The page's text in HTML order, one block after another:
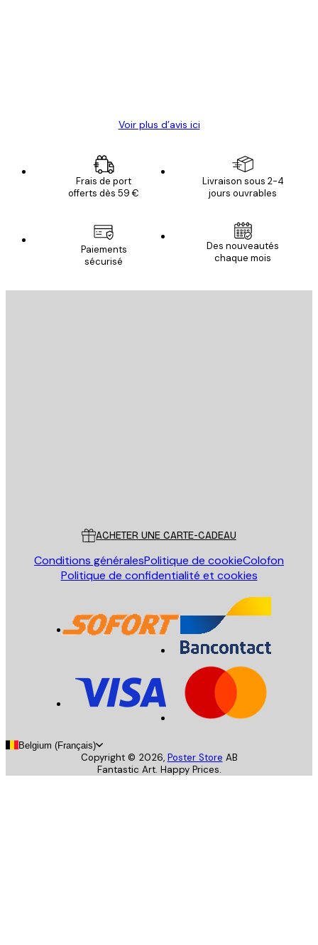
Voir plus d’avis ici
S'INSCRIRE
Frais de port
offerts dès 59 €
Livraison sous 2-4
jours ouvrables
Paiements
sécurisé
Des nouveautés
chaque mois
ACHETER UNE CARTE-CADEAU
Conditions généralesPolitique de cookieColofon
Politique de confidentialité et cookies
Belgium (Français)
Copyright © 2026, Poster Store AB
Fantastic Art. Happy Prices.